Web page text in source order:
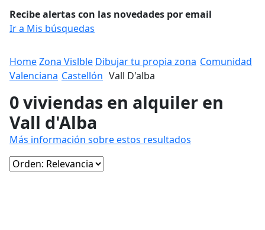
Recibe alertas con las novedades por email
Ir a Mis búsquedas
HomeZona Vislble Dibujar tu propia zona Comunidad
Valenciana Castellón Vall D'alba
0 viviendas en alquiler en
Vall d'Alba
Más información sobre estos resultados